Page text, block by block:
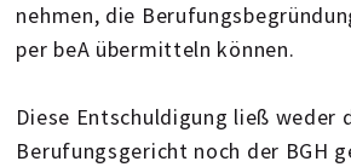
nehmen, die
per beA übermitteln können.
Diese Entschuldigung ließ weder
Berufungsgericht noch der BGH